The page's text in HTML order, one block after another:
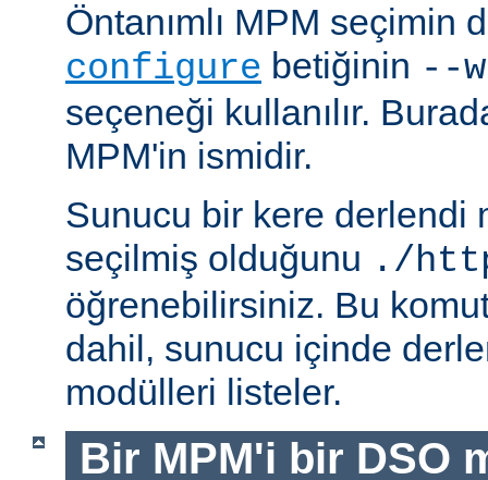
Öntanımlı MPM seçimin
configure betiğinin --
seçeneği kullanılır.
MPM'in ismidir.
Sunucu bir kere derlendi
seçilmiş olduğunu ./
öğrenebilirsiniz. Bu
dahil, sunucu içinde
modülleri listeler.
Bir MPM'i bir DSO